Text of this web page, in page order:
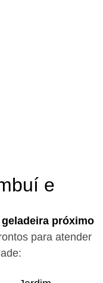
e
próximo
para atender